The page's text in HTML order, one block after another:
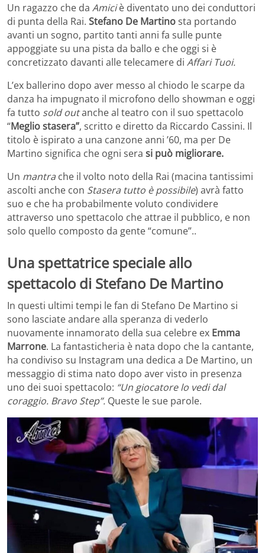
Un ragazzo che da Amiciè diventato uno dei conduttori
di punta della Rai. Stefano De Martinosta portando
avanti un sogno, partito tanti anni fa sulle punte
appoggiate su una pista da ballo e che oggi si è
concretizzato davanti alle telecamere di Affari Tuoi.
L’ex ballerino dopo aver messo al chiodo le scarpe da
danza ha impugnato il microfono dello showman e oggi
fa tutto sold outanche al teatro con il suo spettacolo
“Meglio stasera”, scritto e diretto da Riccardo Cassini. Il
titolo è ispirato a una canzone anni ’60, ma per De
Martino significa che ogni sera si può migliorare.
Un mantra che il volto noto della Rai (macina tantissimi
ascolti anche con Stasera tutto è possibile) avrà fatto
suo e che ha probabilmente voluto condividere
attraverso uno spettacolo che attrae il pubblico, e non
solo quello composto da gente “comune”..
Una spettatrice speciale allo
spettacolo di Stefano De Martino
In questi ultimi tempi le fan di Stefano De Martino si
sono lasciate andare alla speranza di vederlo
nuovamente innamorato della sua celebre ex Emma
Marrone. La fantasticheria è nata dopo che la cantante,
ha condiviso su Instagram una dedica a De Martino, un
messaggio di stima nato dopo aver visto in presenza
uno dei suoi spettacolo: “Un giocatore lo vedi dal
coraggio. Bravo Step”. Queste le sue parole.